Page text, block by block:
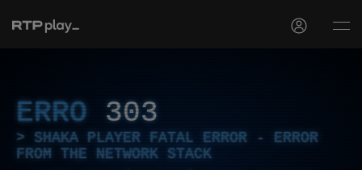
ERRO 303
SHAKA PLAYER FATAL ERROR - ERROR
FROM THE NETWORK STACK